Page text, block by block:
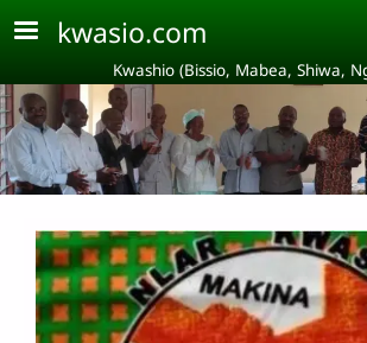
Aller au contenu principal
kwasio.com
Kwashio (Bissio, Mabea, Shiwa,